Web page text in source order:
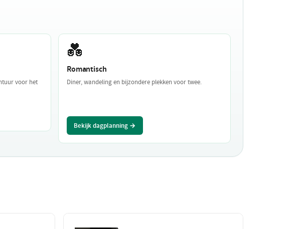
voor het
💑
Romantisch
Diner, wandeling en bijzondere plekken voor twee.
Bekijk dagplanning →